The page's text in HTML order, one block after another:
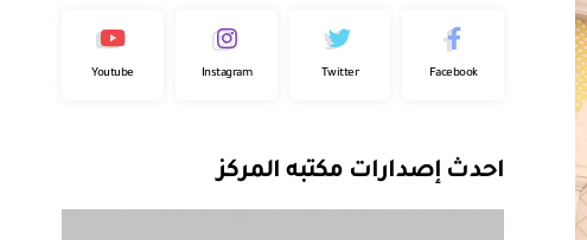
Facebook
Twitter
Instagram
Youtube
احدث إصدارات مكتبه المركز